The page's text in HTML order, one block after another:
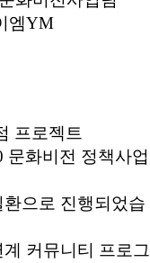
엠YM
프로젝트
문화비전 정책사업
으로 진행되었습
커뮤니티 프로그